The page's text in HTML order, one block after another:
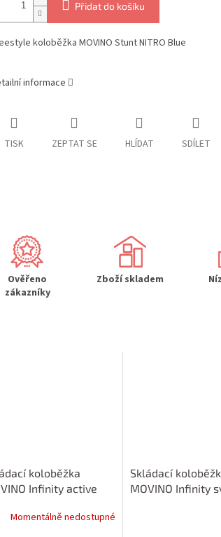
Přidat do košíku
koloběžka MOVINO Stunt NITRO Blue
informace
TISK ZEPTAT SE HLÍDAT SDÍLET
Ověřeno
zákazníky
Zboží skladem
koloběžka
Infinity active
Momentálně nedostupné
Skládací
MOVINO Infinity